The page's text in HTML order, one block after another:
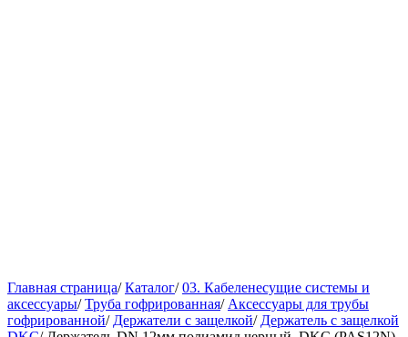
Главная страница/ Каталог/ 03. Кабеленесущие системы и
аксессуары/ Труба гофрированная/ Аксессуары для трубы
гофрированной/ Держатели с защелкой/ Держатель с защелкой